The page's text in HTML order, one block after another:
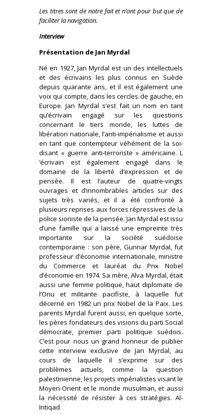
Les titres sont de notre fait et n’ont pour but que de
faciliter la navigation.
Interview
Présentation de Jan Myrdal
Né en 1927, Jan Myrdal est un des intellectuels
et des écrivains les plus connus en Suède
depuis quarante ans, et il est également une
voix qui compte, dans les cercles de gauche, en
Europe. Jan Myrdal s’est fait un nom en tant
qu’écrivain engagé sur les questions
concernant le tiers monde, les luttes de
libération nationale, l’anti-impérialisme et aussi
en tant que contempteur véhément de la soi-
disant « guerre anti-terroriste » américaine. L
‘écrivain est également engagé dans le
domaine de la liberté d’expression et de
pensée. Il est l’auteur de quatre-vingts
ouvrages et d’innombrables articles sur des
sujets très variés, et il a été confronté à
plusieurs reprises aux forces répressives de la
police sioniste de la pensée. Jan Myrdal est issu
d’une famille qui a laissé une empreinte très
importante sur la société suédoise
contemporaine : son père, Gunnar Myrdal, fut
professeur d’économie internationale, ministre
du Commerce et lauréat du Prix Nobel
d’économie en 1974. Sa mère, Alva Myrdal, était
aussi une femme politique, haut diplomate de
l’Onu et militante pacifiste, à laquelle fut
décerné en 1982 un prix Nobel de la Paix. Les
parents Myrdal furent aussi, en quelque sorte,
les pères fondateurs des visions du parti Social
démocrate, premier parti politique suédois.
C’est pour nous un grand honneur de publier
cette interview exclusive de Jan Myrdal, au
cours de laquelle il s’exprime sur des
problèmes actuels, comme la question
palestinienne, les projets impérialistes visant le
Moyen-Orient et le monde musulman, et aussi
la nécessité de résister à ces stratégies. Al-
Intiqad